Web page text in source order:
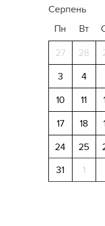
серпень
Пн
Вт
27 28
3
4
10
11
17
18
24
25
31
1